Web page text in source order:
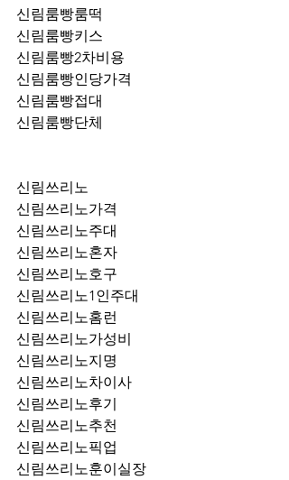
신림룸빵룸떡
신림룸빵키스
신림룸빵2차비용
신림룸빵인당가격
신림룸빵접대
신림룸빵단체
신림쓰리노
신림쓰리노가격
신림쓰리노주대
신림쓰리노혼자
신림쓰리노호구
신림쓰리노1인주대
신림쓰리노홈런
신림쓰리노가성비
신림쓰리노지명
신림쓰리노차이사
신림쓰리노후기
신림쓰리노추천
신림쓰리노훈이실장